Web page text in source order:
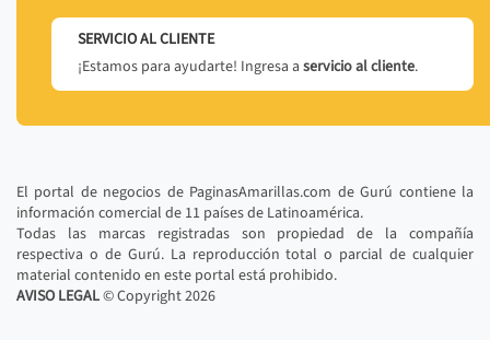
SERVICIO AL CLIENTE
¡Estamos para ayudarte! Ingresa a servicio al cliente.
El portal de negocios de PaginasAmarillas.com de Gurú contiene la
información comercial de 11 países de Latinoamérica.
Todas las marcas registradas son propiedad de la compañía
respectiva o de Gurú. La reproducción total o parcial de cualquier
material contenido en este portal está prohibido.
AVISO LEGAL© Copyright2026